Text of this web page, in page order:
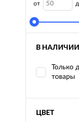
от
В НАЛИЧИИ
Только
товары
ЦВЕТ